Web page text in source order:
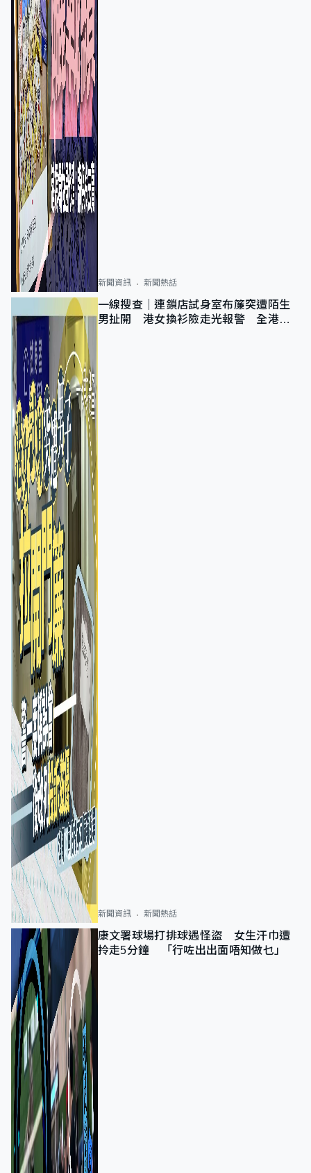
新聞資訊 新聞熱話
一線搜查｜連鎖店試身室布簾突遭陌生
男扯開 港女換衫險走光報警 全港分
新聞資訊 新聞熱話
康文署球場打排球遇怪盜 女生汗巾遭
拎走5分鐘 「行咗出出面唔知做乜」